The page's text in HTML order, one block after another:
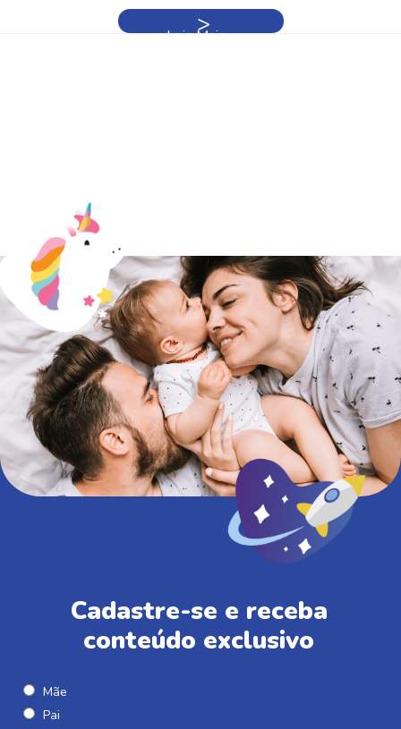
Leia Mais »
Cadastre-se e receba
conteúdo exclusivo
Mãe
Pai